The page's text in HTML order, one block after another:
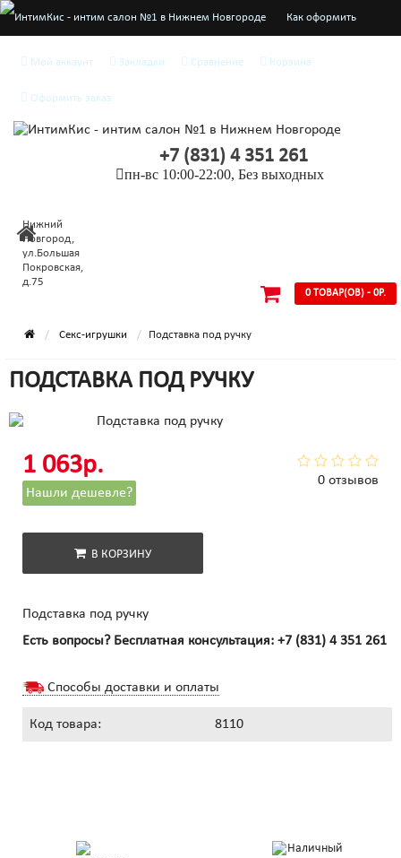
Как оформить
Доставка и оплата
Конфиденциальность
Мой аккаунт Закладки Сравнение Корзина
Оформить заказ
+7 (831) 4 351 261
пн-вс 10:00-22:00, Без выходных
Нижний
Новгород,
ул.Большая
Покровская,
д.75
0 ТОВАР(ОВ) - 0Р.
Секс-игрушки Подставка под ручку
ПОДСТАВКА ПОД РУЧКУ
0 отзывов
1 063р.
Нашли дешевле?
В КОРЗИНУ
Подставка под ручку
Есть вопросы? Бесплатная консультация: +7 (831) 4 351 261
Способы доставки и оплаты
Код товара: 8110